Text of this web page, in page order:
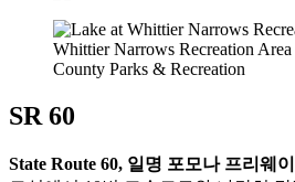
Whittier Narrows Recreation
County Parks & Recreation
SR 60
State Route 60, 일명 포모나 프리웨